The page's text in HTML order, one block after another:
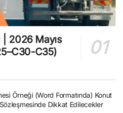
| 2026 Mayıs
C35)
Örneği (Word Formatında) Konut
Dikkat Edilecekler